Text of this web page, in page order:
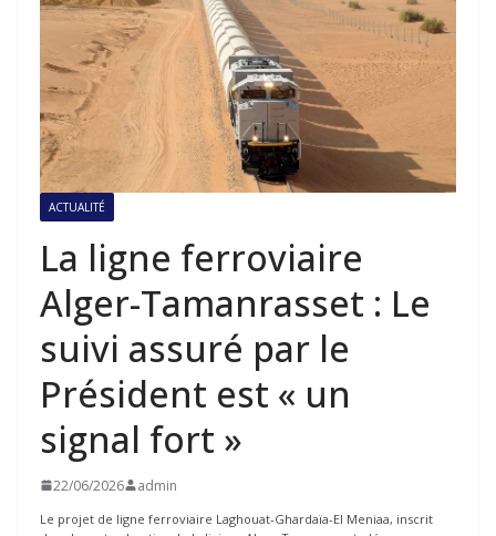
ACTUALITÉ
La ligne ferroviaire
Alger-Tamanrasset : Le
suivi assuré par le
Président est « un
signal fort »
22/06/2026 admin
Le projet de ligne ferroviaire Laghouat-Ghardaïa-El Meniaa, inscrit